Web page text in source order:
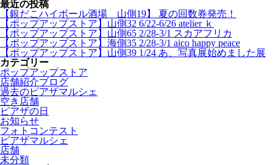
最近の投稿
【銀だこハイボール酒場 山側19】 夏の回数券発売！
【ポップアップストア】山側32 6/22-6/26 atelier ｋ
【ポップアップストア】山側65 2/28-3/1 スカアフリカ
【ポップアップストア】海側35 2/28-3/1 aico happy peace
【ポップアップストア】山側39 1/24 あ、写真展始めました展
カテゴリー
ポップアップストア
店舗紹介ブログ
過去のピアザマルシェ
空き店舗
ピアザの日
お知らせ
フォトコンテスト
ピアザマルシェ
店舗
未分類